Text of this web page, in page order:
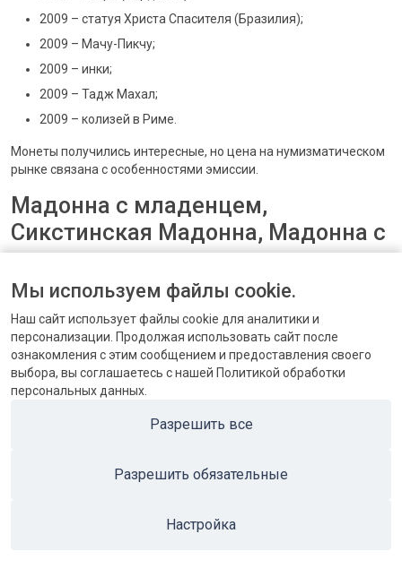
2009 – статуя Христа Спасителя (Бразилия);
2009 – Мачу-Пикчу;
2009 – инки;
2009 – Тадж Махал;
2009 – колизей в Риме.
Монеты получились интересные, но цена на нумизматическом
рынке связана с особенностями эмиссии.
Мадонна с младенцем,
Сикстинская Мадонна, Мадонна с
младенцем и двумя ангелами –
продать монеты серии
«Живопись»
10 и 15 динеров в серебре 925 пробы с цветными элементами
чеканил монетный двор Польши. Вы можете продать в скупку:
2011 – Madonna Litta Леонардо да Винчи;
2012 – Мадонна с младенцем и двумя ангелами;
2011 – Сикстинская Мадонна Рафаэля;
Мы используем файлы cookie.
Наш сайт использует файлы cookie для аналитики и
персонализации. Продолжая использовать сайт после
ознакомления с этим сообщением и предоставления своего
выбора, вы соглашаетесь с нашей Политикой обработки
персональных данных.
Разрешить все
Разрешить обязательные
Настройка